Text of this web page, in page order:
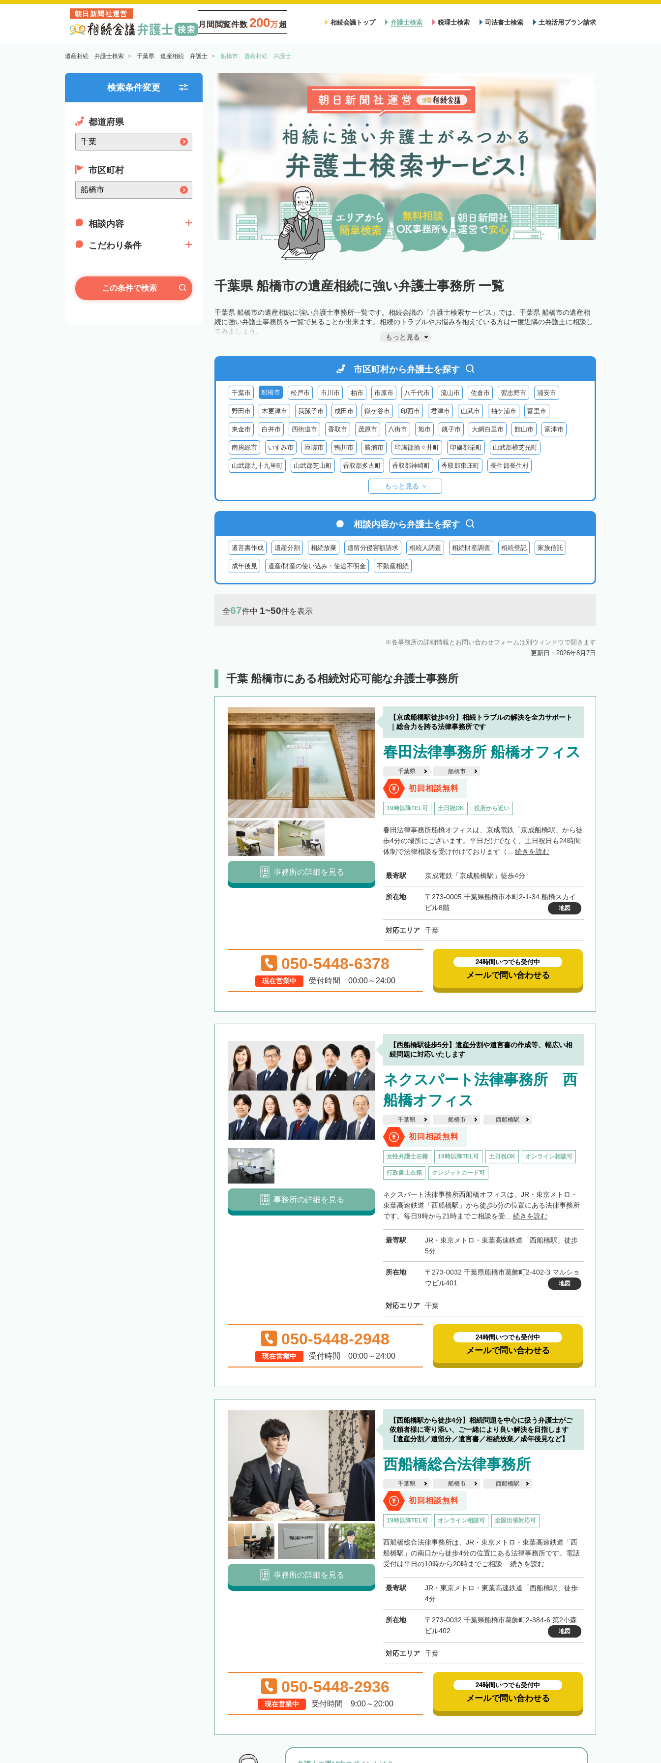
朝日新聞社運営
月間閲覧件数 200万超 相続会議トップ 弁護士検索 税理士検索 司法書士検索 土地活用プラン請求
遺産相続 弁護士検索 千葉県 遺産相続 弁護士 船橋市 遺産相続 弁護士
検索条件変更
都道府県
市区町村
相談内容
こだわり条件
この条件で検索 千葉県 船橋市の遺産相続に強い弁護士事務所 一覧
千葉県 船橋市の遺産相続に強い弁護士事務所一覧です。相続会議の「弁護士検索サービス」では、千葉県 船橋市の遺産相
続に強い弁護士事務所を一覧で見ることが出来ます。相続のトラブルやお悩みを抱えている方は一度近隣の弁護士に相談し
てみましょう。
もっと見る
市区町村から弁護士を探す
千葉市 船橋市 松戸市 市川市 柏市 市原市 八千代市 流山市 佐倉市 習志野市 浦安市
野田市 木更津市 我孫子市 成田市 鎌ケ谷市 印西市 君津市 山武市 袖ケ浦市 富里市
東金市 白井市 四街道市 香取市 茂原市 八街市 旭市 銚子市 大網白里市 館山市 富津市
南房総市 いすみ市 匝瑳市 鴨川市 勝浦市 印旛郡酒々井町 印旛郡栄町 山武郡横芝光町
山武郡九十九里町 山武郡芝山町 香取郡多古町 香取郡神崎町 香取郡東庄町 長生郡長生村
長生郡睦沢町
安房郡鋸南町
もっと見る
相談内容から弁護士を探す
遺言書作成 遺産分割 相続放棄 遺留分侵害額請求 相続人調査 相続財産調査 相続登記 家族信託
成年後見 遺産/財産の使い込み・使途不明金 不動産相続
全67件中 1~50件を表示
各事務所の詳細情報とお問い合わせフォームは別ウィンドウで開きます
更新日：2026年8月7日
千葉 船橋市にある相続対応可能な弁護士事務所
【京成船橋駅徒歩4分】相続トラブルの解決を全力サポート
｜総合力を誇る法律事務所です
春田法律事務所 船橋オフィス
千葉県 船橋市
初回相談無料
19時以降TEL可 土日祝OK 役所から近い
春田法律事務所船橋オフィスは、京成電鉄「京成船橋駅」から徒
歩4分の場所にございます。平日だけでなく、土日祝日も24時間
体制で法律相談を受け付けております（... 続きを読む
最寄駅 京成電鉄「京成船橋駅」徒歩4分
所在地
〒273-0005 千葉県船橋市本町2-1-34 船橋スカイ
ビル8階
地図
対応エリア 千葉
事務所の詳細を見る
050-5448-6378
現在営業中 受付時間 00:00～24:00
24時間いつでも受付中
メールで問い合わせる
【西船橋駅徒歩5分】遺産分割や遺言書の作成等、幅広い相
続問題に対応いたします
ネクスパート法律事務所 西
船橋オフィス
千葉県 船橋市 西船橋駅
初回相談無料
女性弁護士在籍 19時以降TEL可 土日祝OK オンライン相談可
行政書士在籍 クレジットカード可
ネクスパート法律事務所西船橋オフィスは、JR・東京メトロ・
東葉高速鉄道「西船橋駅」から徒歩5分の位置にある法律事務所
です。毎日9時から21時までご相談を受... 続きを読む
最寄駅
JR・東京メトロ・東葉高速鉄道「西船橋駅」徒歩
5分
所在地
〒273-0032 千葉県船橋市葛飾町2-402-3 マルショ
ウビル401
地図
対応エリア 千葉
事務所の詳細を見る
050-5448-2948
現在営業中 受付時間 00:00～24:00
24時間いつでも受付中
メールで問い合わせる
【西船橋駅から徒歩4分】相続問題を中心に扱う弁護士がご
依頼者様に寄り添い、ご一緒により良い解決を目指します
【遺産分割／遺留分／遺言書／相続放棄／成年後見など】
西船橋総合法律事務所
千葉県 船橋市 西船橋駅
初回相談無料
19時以降TEL可 オンライン相談可 全国出張対応可
西船橋総合法律事務所は、JR・東京メトロ・東葉高速鉄道「西
船橋駅」の南口から徒歩4分の位置にある法律事務所です。電話
受付は平日の10時から20時までご相談... 続きを読む
最寄駅
JR・東京メトロ・東葉高速鉄道「西船橋駅」徒歩
4分
所在地
〒273-0032 千葉県船橋市葛飾町2-384-6 第2小森
ビル402
地図
対応エリア 千葉
事務所の詳細を見る
050-5448-2936
現在営業中 受付時間 9:00～20:00
24時間いつでも受付中
メールで問い合わせる